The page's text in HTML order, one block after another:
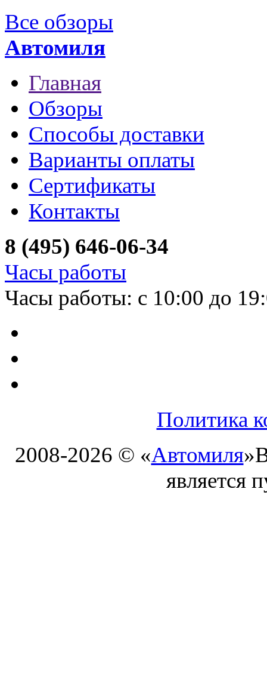
Все обзоры
Автомиля
Главная
Обзоры
Способы доставки
Варианты оплаты
Сертификаты
Контакты
8 (495) 646-06-34
Часы работы
Часы работы: с 10:00 до
Политика
2008-2026 © «Автомиля»
является